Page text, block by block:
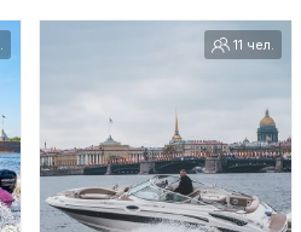
11 чел.